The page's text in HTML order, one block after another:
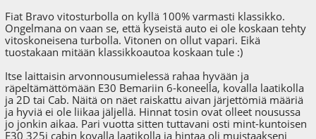
Fiat Bravo vitosturbolla on kyllä 100% varmasti klassikko.
Ongelmana on vaan se, että kyseistä auto ei ole koskaan tehty
vitoskoneisena turbolla. Vitonen on ollut vapari. Eikä
tuostakaan mitään klassikkoautoa koskaan tule :)
Itse laittaisin arvonnousumielessä rahaa hyvään ja
räpeltämättömään E30 Bemariin 6-koneella, kovalla laatikolla
ja 2D tai Cab. Näitä on näet raiskattu aivan järjettömiä määriä
ja hyviä ei ole liikaa jäljellä. Hinnat tosin ovat olleet nousussa
jo jonkin aikaa. Pari vuotta sitten tuttavani osti mint-kuntoisen
E30 325i cabin kovalla laatikolla ja hintaa oli muistaakseni